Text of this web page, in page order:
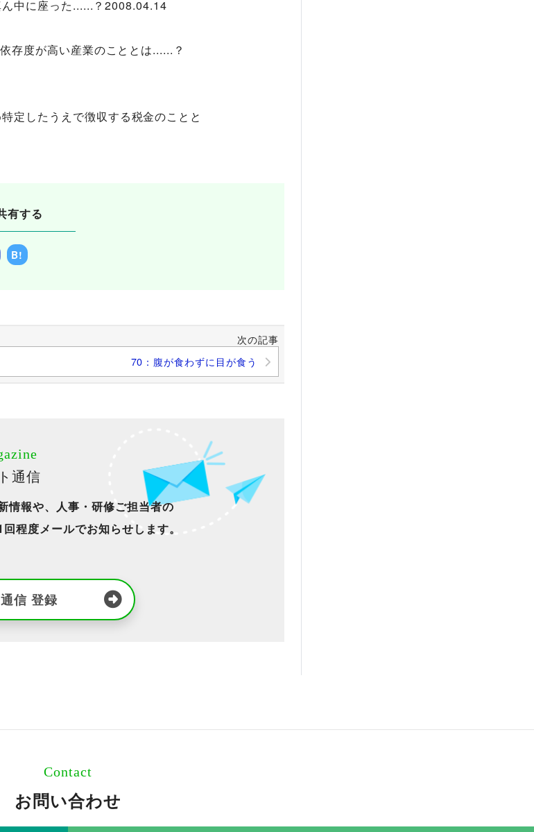
中に座った......？2008.04.14
存度が高い産業のこととは......？
定したうえで徴収する税金のことと
有する
B!
次の記事
70：腹が食わずに目が食う
通信
情報や、人事・研修ご担当者の
程度メールでお知らせします。
信 登録
Contact
お問い合わせ